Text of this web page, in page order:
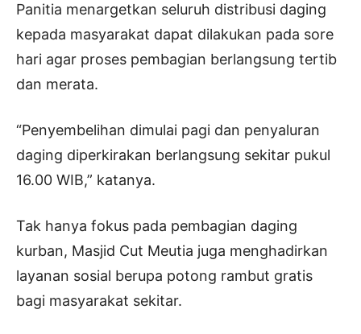
Panitia menargetkan seluruh distribusi daging
kepada masyarakat dapat dilakukan pada sore
hari agar proses pembagian berlangsung tertib
dan merata.
“Penyembelihan dimulai pagi dan penyaluran
daging diperkirakan berlangsung sekitar pukul
16.00 WIB,” katanya.
Tak hanya fokus pada pembagian daging
kurban, Masjid Cut Meutia juga menghadirkan
layanan sosial berupa potong rambut gratis
bagi masyarakat sekitar.